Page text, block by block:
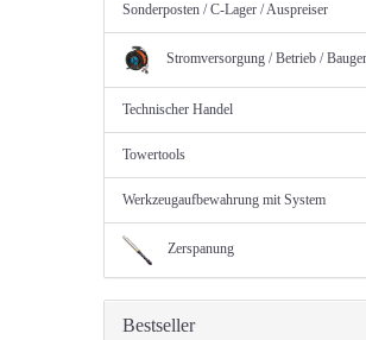
Sonderposten / C-Lager / Auspreiser
Stromversorgung / Betrieb /
Technischer Handel
Towertools
Werkzeugaufbewahrung mit System
Zerspanung
Bestseller